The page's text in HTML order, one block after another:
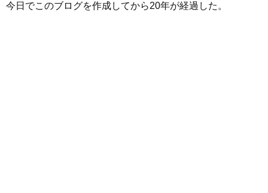
今日でこのブログを作成してから20年が経過した。